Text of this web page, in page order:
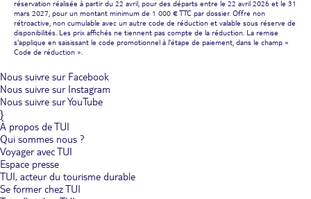
réservation réalisée à partir du 22 avril, pour des départs entre le 22 avril 2026 et le 31
mars 2027, pour un montant minimum de 1 000 € TTC par dossier. Offre non
rétroactive, non cumulable avec un autre code de réduction et valable sous réserve de
disponibilités. Les prix affichés ne tiennent pas compte de la réduction. La remise
s'applique en saisissant le code promotionnel à l'étape de paiement, dans le champ «
Code de réduction ».
Nous suivre sur Facebook
Nous suivre sur Instagram
Nous suivre sur YouTube
}
À propos de TUI
Qui sommes nous ?
Voyager avec TUI
Espace presse
TUI, acteur du tourisme durable
Se former chez TUI